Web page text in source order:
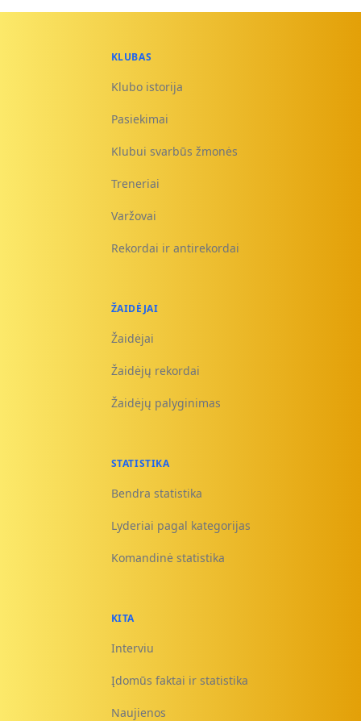
KLUBAS
Klubo istorija
Pasiekimai
Klubui svarbūs žmonės
Treneriai
Varžovai
Rekordai ir antirekordai
ŽAIDĖJAI
Žaidėjai
Žaidėjų rekordai
Žaidėjų palyginimas
STATISTIKA
Bendra statistika
Lyderiai pagal kategorijas
Komandinė statistika
KITA
Interviu
Įdomūs faktai ir statistika
Naujienos